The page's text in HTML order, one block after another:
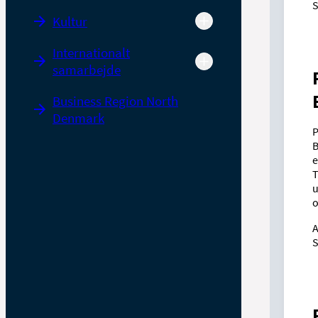
Kultur
Internationalt
samarbejde
Business Region North
Denmark